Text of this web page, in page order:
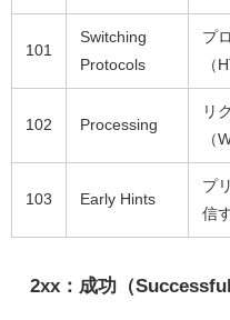
101
Switching
Protocols
プ
（
102 Processing
リ
（
103 Early Hints
プ
信
2xx：成功（Successful